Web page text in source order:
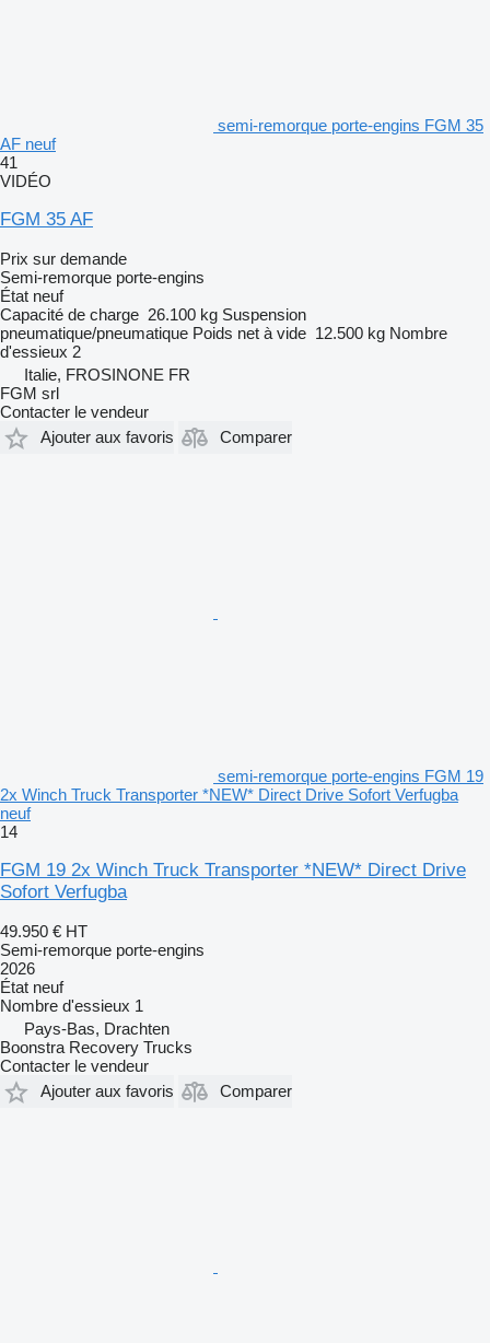
semi-remorque porte-engins FGM 35
AF neuf
41
VIDÉO
FGM 35 AF
Prix sur demande
Semi-remorque porte-engins
État neuf
Capacité de charge 26.100 kg Suspension
pneumatique/pneumatique Poids net à vide 12.500 kg Nombre
d'essieux 2
Italie, FROSINONE FR
FGM srl
Contacter le vendeur
Ajouter aux favoris
Comparer
semi-remorque porte-engins FGM 19
2x Winch Truck Transporter *NEW* Direct Drive Sofort Verfugba
neuf
14
FGM 19 2x Winch Truck Transporter *NEW* Direct Drive
Sofort Verfugba
49.950 € HT
Semi-remorque porte-engins
2026
État neuf
Nombre d'essieux 1
Pays-Bas, Drachten
Boonstra Recovery Trucks
Contacter le vendeur
Ajouter aux favoris
Comparer